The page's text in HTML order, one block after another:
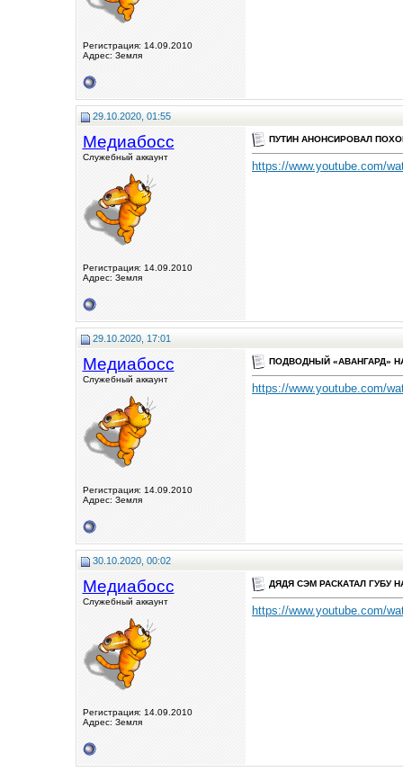
Регистрация: 14.09.2010
Адрес: Земля
29.10.2020, 01:55
Медиабосс
Служебный аккаунт
Регистрация: 14.09.2010
Адрес: Земля
ПУТИН АНОНСИРОВАЛ
https://www.youtube.com/
29.10.2020, 17:01
Медиабосс
Служебный аккаунт
Регистрация: 14.09.2010
Адрес: Земля
ПОДВОДНЫЙ «АВАНГАРД»
https://www.youtube.com/
30.10.2020, 00:02
Медиабосс
Служебный аккаунт
Регистрация: 14.09.2010
Адрес: Земля
ДЯДЯ СЭМ РАСКАТАЛ ГУБУ
https://www.youtube.com/